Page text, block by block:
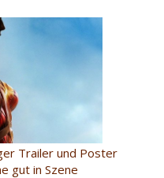
Trailer und Poster
gut in Szene